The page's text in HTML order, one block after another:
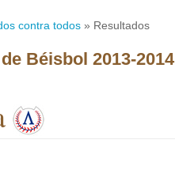
contra todos » Resultados
Béisbol 2013-2014